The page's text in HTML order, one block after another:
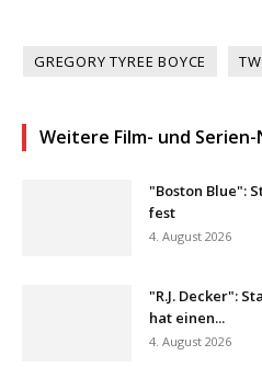
GREGORY TYREE BOYCE
Weitere Film- und Serien-
"Boston Blue":
fest
4. August 2026
"R.J. Decker":
hat einen...
4. August 2026